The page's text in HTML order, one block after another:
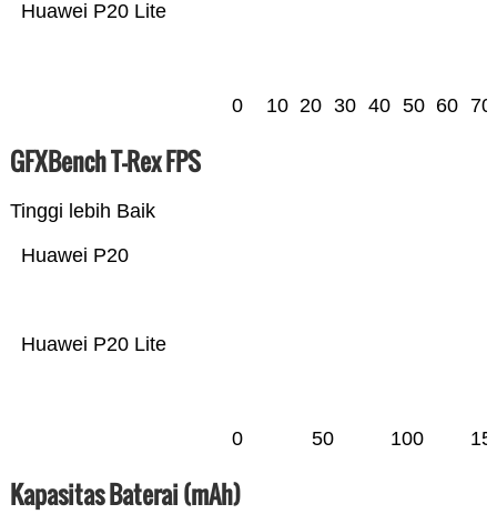
Huawei P20 Lite
0 10 20 30 40 50 60 70
GFXBench T-Rex FPS
Tinggi lebih Baik
Huawei P20 Lite
Huawei P20
0 50 100
Kapasitas Baterai (mAh)